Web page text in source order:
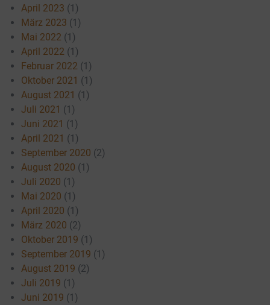
April 2023 (1)
März 2023 (1)
Mai 2022 (1)
April 2022 (1)
Februar 2022 (1)
Oktober 2021 (1)
August 2021 (1)
Juli 2021 (1)
Juni 2021 (1)
April 2021 (1)
September 2020 (2)
August 2020 (1)
Juli 2020 (1)
Mai 2020 (1)
April 2020 (1)
März 2020 (2)
Oktober 2019 (1)
September 2019 (1)
August 2019 (2)
Juli 2019 (1)
Juni 2019 (1)